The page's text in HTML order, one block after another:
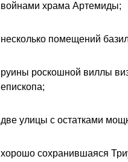
войнами храма Артемиды;
несколько помещений
руины роскошной виллы
епископа;
две улицы с остатками
хорошо сохранившаяся